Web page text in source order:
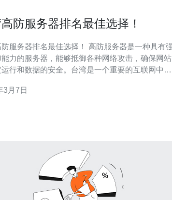
防服务器排名最佳选择！
器排名最佳选择！ 高防服务器是一种具有强
能力的服务器，能够抵御各种网络攻击，确保网站
运行和数据的安全。台湾是一个重要的互联网中
一。 台湾高防服务器具有以下优势： 地
3月7日